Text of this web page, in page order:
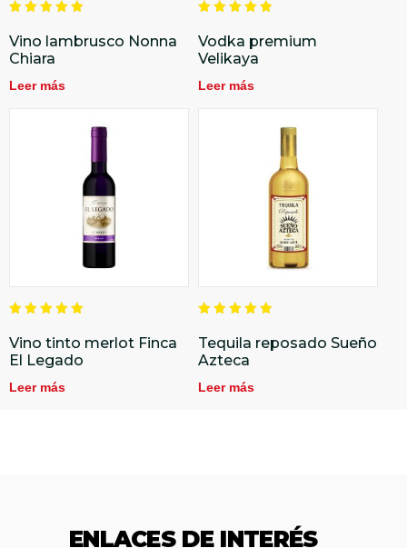
en
5.00
de 5
Vino lambrusco Nonna
Chiara
Leer más
en
5.00
de 5
Vodka premium
Velikaya
Leer más
en
5.00
de 5
Vino tinto merlot Finca
El Legado
Leer más
en
5.00
de 5
Tequila reposado Sueño
Azteca
Leer más
ENLACES DE INTERÉS